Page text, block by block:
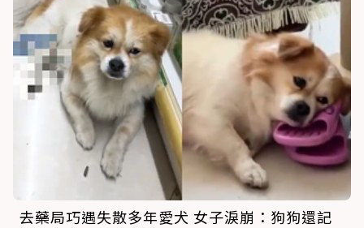
去藥局巧遇失散多年愛犬 女子淚崩：狗狗還記